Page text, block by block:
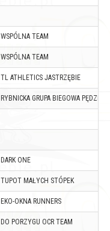
WSPÓLNA TEAM
WSPÓLNA TEAM
TL ATHLETICS JASTRZĘBIE
RYBNICKA GRUPA BIEGOWA
DARK ONE
TUPOT MAŁYCH STÓPEK
EKO-OKNA RUNNERS
DO PORZYGU OCR TEAM